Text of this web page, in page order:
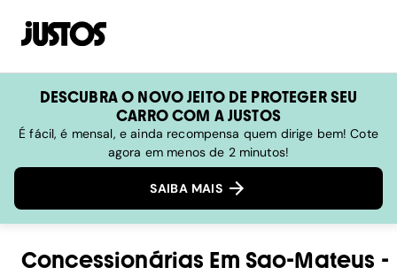
DESCUBRA O NOVO JEITO DE PROTEGER SEU
CARRO COM A JUSTOS
É fácil, é mensal, e ainda recompensa quem dirige bem! Cote
agora em menos de 2 minutos!
SAIBA MAIS
Concessionárias Em Sao-Mateus -